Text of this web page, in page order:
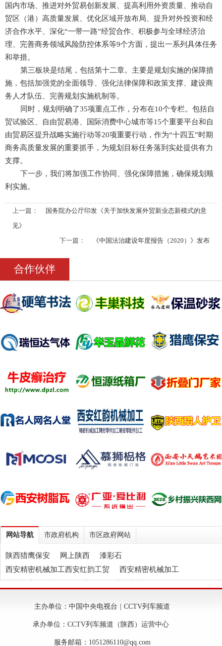
国内市场、推进对外贸易创新发展、提高利用外资质量、推动自
贸区（港）高质量发展、优化区域开放布局、提升对外投资和经
济合作水平、深化“一带一路”经贸合作、积极参与全球经济治
理、完善商务领域风险防控体系等9个方面，提出一系列具体任务
和举措。
第三板块是结尾，包括第十二章。主要是规划实施的保障措
施，包括加强党的全面领导、强化法律保障和政策支撑、建设商
务人才队伍、完善规划实施机制等。
同时，规划明确了35项重点工作，分布在10个专栏。包括自
贸试验区、自由贸易港、国际消费中心城市等15个重要平台和自
由贸易区提升战略实施行动等20项重要行动，作为“十四五”时期
商务高质量发展的重要抓手，为规划目标任务落到实处提供有力
支撑。
下一步，我们将加强工作协同、强化保障措施，确保规划顺
利实施。
上一篇：
国务院办公厅印发《关于加快发展外贸新业态新模式的意
见》
下一篇：
《中国法治建设年度报告（2020）》发布
合作伙伴
网站导航 市政府机构 市区政府网站
陕西猎鹰保安 网上陕西
漆彩石
西安精密机械加工西安红韵工贸
西安精密机械加工
慕狮门窗
陕西石膏自流平
伍应坤书法
西安树脂瓦
西安纸箱包装
主办单位：中国中央电视台 | CCTV列车频道
承办单位：CCTV列车频道（陕西）运营中心
服务邮箱：1051286110@qq.com